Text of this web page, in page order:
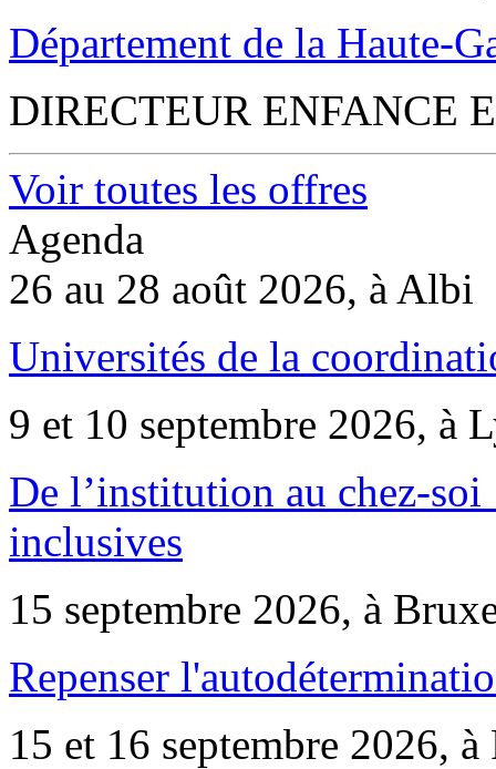
Département de la Haute-
DIRECTEUR ENFANCE
Voir toutes les offres
Agenda
26 au 28 août 2026, à Albi
Universités de la
9 et 10 septembre 2026, à
De l’institution au chez-
inclusives
15 septembre 2026, à
Repenser
15 et 16 septembre 2026, à